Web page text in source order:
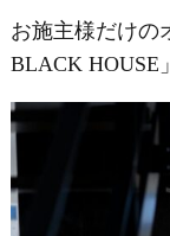
お施主様だけの
BLACK HOUSE